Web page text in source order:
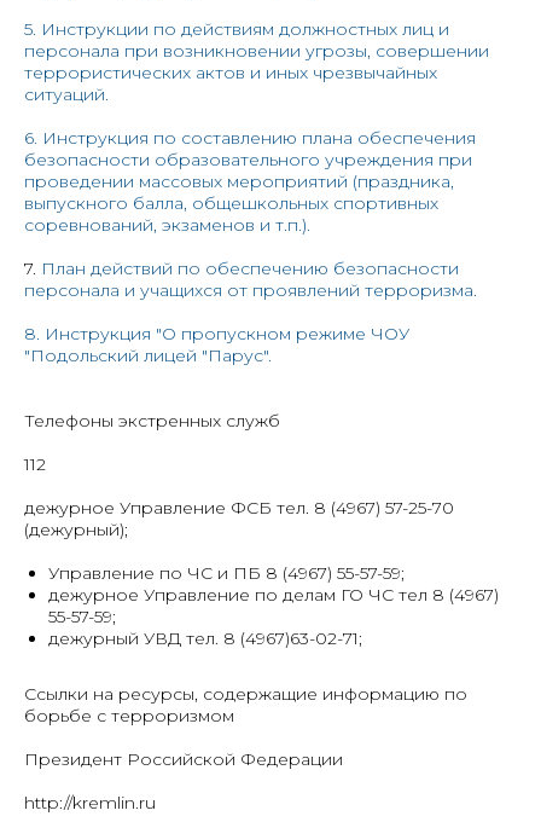
5. Инструкции по действиям должностных лиц и
персонала при возникновении угрозы, совершении
террористических актов и иных чрезвычайных
ситуаций.
6. Инструкция по составлению плана обеспечения
безопасности образовательного учреждения при
проведении массовых мероприятий (праздника,
выпускного балла, общешкольных спортивных
соревнований, экзаменов и т.п.).
7. План действий по обеспечению безопасности
персонала и учащихся от проявлений терроризма.
8. Инструкция "О пропускном режиме ЧОУ
"Подольский лицей "Парус".
Телефоны экстренных служб
112
дежурное Управление ФСБ тел. 8 (4967) 57-25-70
(дежурный);
Управление по ЧС и ПБ 8 (4967) 55-57-59;
дежурное Управление по делам ГО ЧС тел 8 (4967)
55-57-59;
дежурный УВД тел. 8 (4967)63-02-71;
Ссылки на ресурсы, содержащие информацию по
борьбе с терроризмом
Президент Российской Федерации
http://kremlin.ru